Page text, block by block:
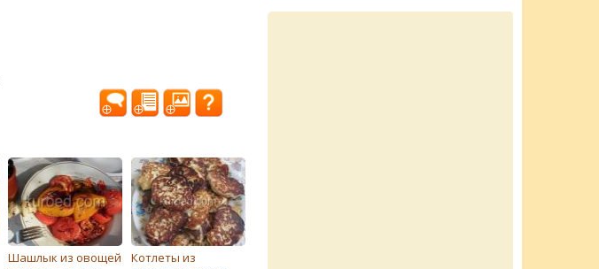
Шашлык из овощей
Котлеты из